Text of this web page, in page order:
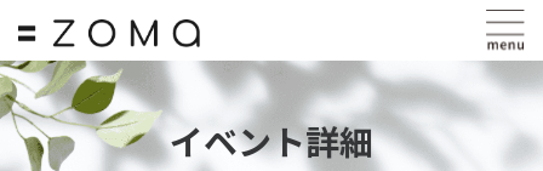
イベント詳細